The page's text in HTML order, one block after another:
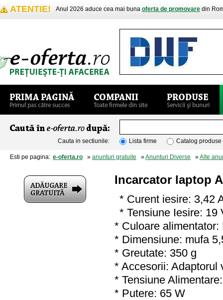
ATENTIE! Anul 2026 aduce cea mai buna oferta de promovare din
Cauta in sectiunile: Lista firme Catalog produse
Esti pe pagina: e-oferta.ro » anunturi gratuite »Anunturi Diverse »Alte
Incarcator laptop
* Curent iesire: 3,42
* Tensiune Iesire: 19
* Culoare alimentator:
* Dimensiune: mufa
* Greutate: 350 g
* Accesorii: Adaptorul
* Tensiune
* Putere: 65 W